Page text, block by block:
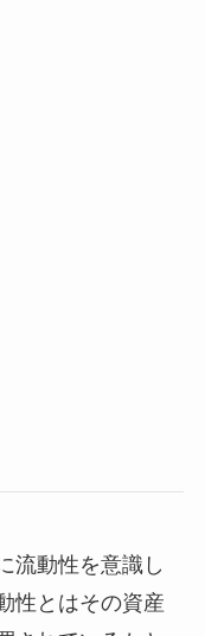
流動性を意識し
性とはその資産